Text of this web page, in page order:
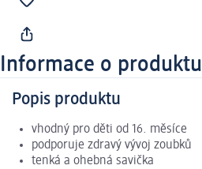
Informace o produktu
Popis produktu
vhodný pro děti od 16. měsíce
podporuje zdravý vývoj zoubků
tenká a ohebná savička